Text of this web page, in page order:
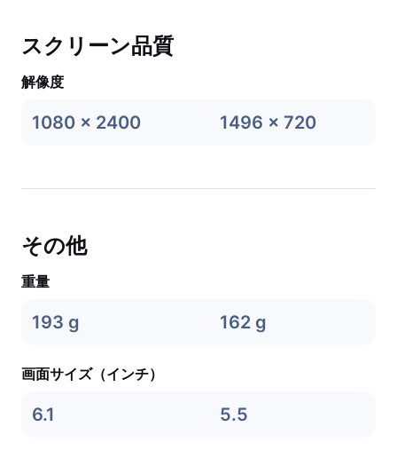
スクリーン品質
解像度
1080 x 2400 1496 x 720
その他
重量
193 g 162 g
画面サイズ（インチ）
6.1 5.5